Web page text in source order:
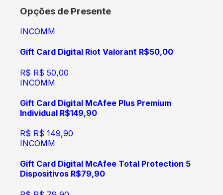
Opções de Presente
INCOMM
Gift Card Digital Riot Valorant R$50,00
R$ R$ 50,00
INCOMM
Gift Card Digital McAfee Plus Premium
Individual R$149,90
R$ R$ 149,90
INCOMM
Gift Card Digital McAfee Total Protection 5
Dispositivos R$79,90